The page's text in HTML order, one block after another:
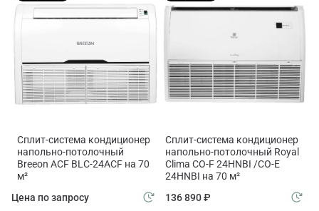
Сплит-система кондиционер
напольно-потолочный
Breeon ACF BLC-24ACF на 70
м²
Цена по запросу
Сплит-система кондиционер
напольно-потолочный Royal
Clima CO-F 24HNBI /CO-E
24HNBI на 70 м²
136 890 ₽